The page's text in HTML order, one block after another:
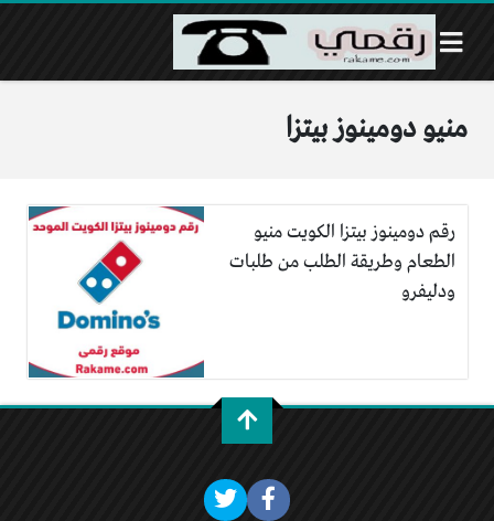
منيو دومينوز بيتزا
رقم دومينوز بيتزا الكويت منيو
الطعام وطريقة الطلب من طلبات
ودليفرو